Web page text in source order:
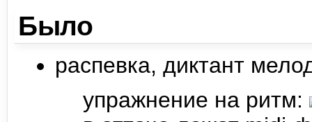
Было
распевка, диктант
упражнение на ритм: